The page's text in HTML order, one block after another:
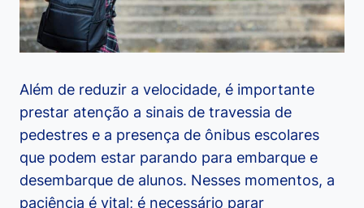
Além de reduzir a velocidade, é importante
prestar atenção a sinais de travessia de
pedestres e a presença de ônibus escolares
que podem estar parando para embarque e
desembarque de alunos. Nesses momentos, a
paciência é vital; é necessário parar